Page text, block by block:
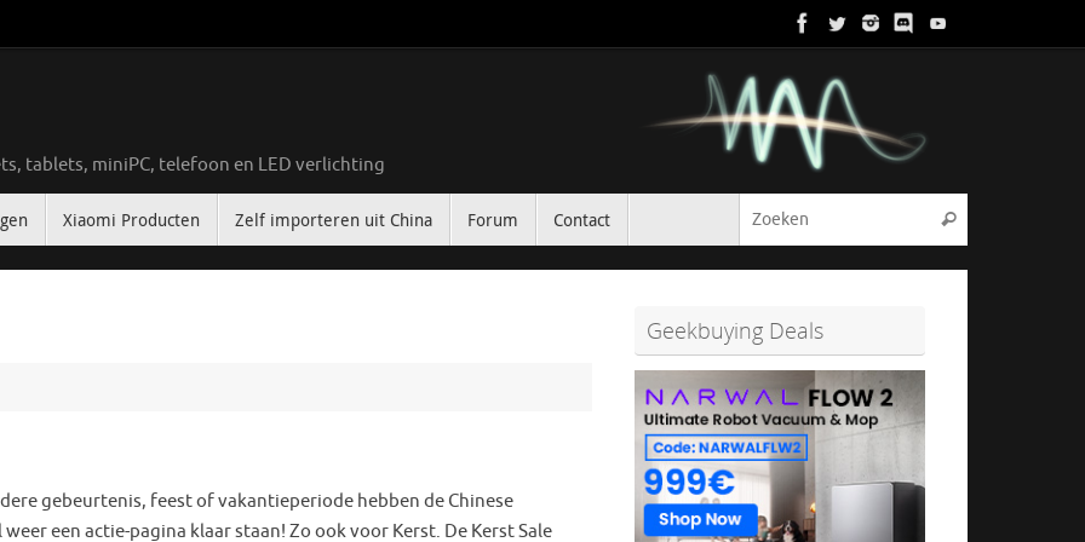
tablets, miniPC, telefoon en LED verlichting
Xiaomi Producten Zelf importeren uit China Forum Contact Zoeken
gebeurtenis, feest of vakantieperiode hebben de Chinese
een actie-pagina klaar staan! Zo ook voor Kerst. De Kerst Sale
Geekbuying Deals